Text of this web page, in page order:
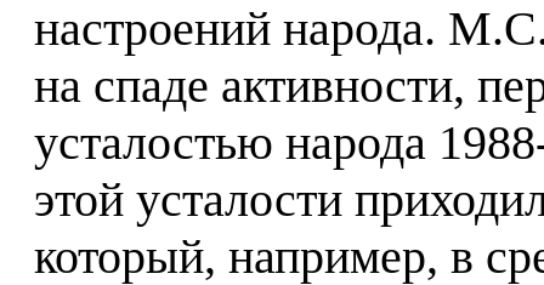
настроений народа.
на спаде активности,
усталостью народа
этой усталости
который, например, в